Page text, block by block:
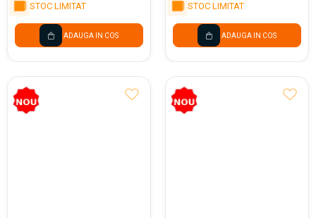
STOC LIMITAT
ADAUGA IN COS
STOC LIMITAT
ADAUGA IN COS